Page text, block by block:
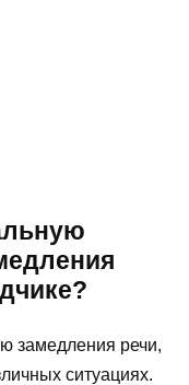
замедления речи,
ситуациях.